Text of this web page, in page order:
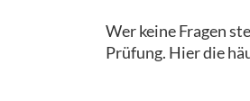
Wer keine Fragen
Prüfung. Hier die